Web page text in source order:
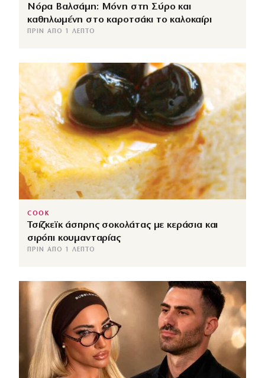
Νόρα Βαλσάμη: Μόνη στη Σύρο και
καθηλωμένη στο καροτσάκι το καλοκαίρι
ΠΡΙΝ ΑΠΌ 1 ΛΕΠΤΌ
COOK
Τσίζκεϊκ άσπρης σοκολάτας με κεράσια και
σιρόπι κουμανταρίας
ΠΡΙΝ ΑΠΌ 1 ΛΕΠΤΌ